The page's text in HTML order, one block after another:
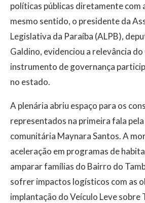
políticas públicas diretamente com
mesmo sentido, o presidente da
Legislativa da Paraíba (ALPB),
Galdino, evidenciou a relevância do
instrumento de governança
no estado.
A plenária abriu espaço para os
representados na primeira fala
comunitária Maynara Santos. A
aceleração em programas de
amparar famílias do Bairro do
sofrer impactos logísticos com as
implantação do Veículo Leve sobre